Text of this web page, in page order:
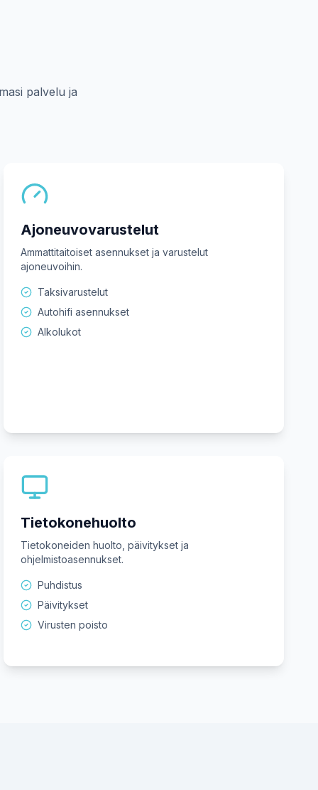
palvelu ja
Ajoneuvovarustelut
Ammattitaitoiset asennukset ja varustelut
ajoneuvoihin.
Taksivarustelut
Autohifi asennukset
Alkolukot
Tietokonehuolto
Tietokoneiden huolto, päivitykset ja
ohjelmistoasennukset.
Puhdistus
Päivitykset
Virusten poisto